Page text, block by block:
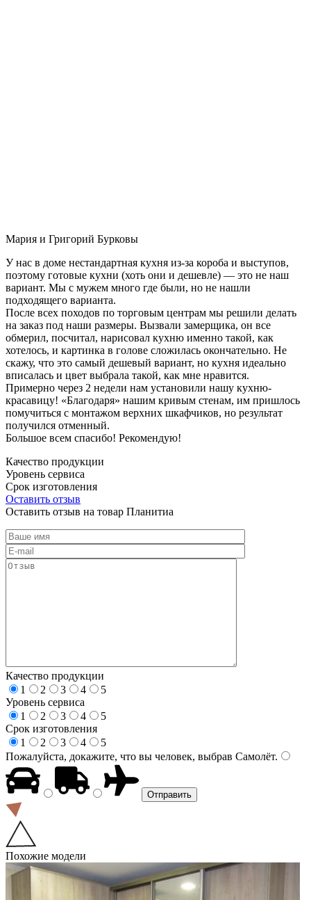
Мария и Григорий Бурковы
У нас в доме нестандартная кухня из-за короба и выступов,
поэтому готовые кухни (хоть они и дешевле) — это не наш
вариант. Мы с мужем много где были, но не нашли
подходящего варианта.
После всех походов по торговым центрам мы решили делать
на заказ под наши размеры. Вызвали замерщика, он все
обмерил, посчитал, нарисовал кухню именно такой, как
хотелось, и картинка в голове сложилась окончательно. Не
скажу, что это самый дешевый вариант, но кухня идеально
вписалась и цвет выбрала такой, как мне нравится.
Примерно через 2 недели нам установили нашу кухню-
красавицу! «Благодаря» нашим кривым стенам, им пришлось
помучиться с монтажом верхних шкафчиков, но результат
получился отменный.
Большое всем спасибо! Рекомендую!
Качество продукции
Уровень сервиса
Срок изготовления
Оставить отзыв
Оставить отзыв на товар Планитиа
Качество продукции
1
2 3 4
5
Уровень сервиса
1
2 3 4
5
Срок изготовления
1
2 3 4
5
Пожалуйста, докажите, что вы человек, выбрав Самолёт.
Похожие модели